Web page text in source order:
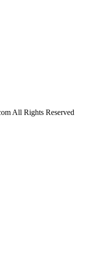
All Rights Reserved